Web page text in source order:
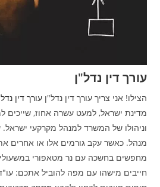
עורך דין נדל"ן
הצילו! אני צריך עורך דין נדל"ןעורך דין
מדינת ישראל, למעט עשרה אחוז, שייכים
וניהולו של המשרד למנהל מקרקעי
מנהל. כאשר עקב גורמים אלו או אחרים
מחפשים בחשכה עם נר מטאפורי
חייבים מישהו עם מפה להוביל אתכם: